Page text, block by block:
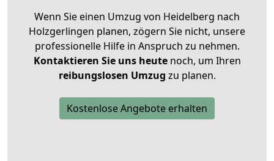
Wenn Sie einen Umzug von Heidelberg nach
Holzgerlingen planen, zögern Sie nicht, unsere
professionelle Hilfe in Anspruch zu nehmen.
Kontaktieren Sie uns heutenoch, um Ihren
reibungslosen Umzug zu planen.
Kostenlose Angebote erhalten